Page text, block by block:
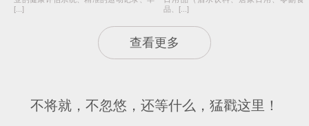
[...]
品、[...]
查看更多
不将就，不忽悠，还等什么，猛戳这里！